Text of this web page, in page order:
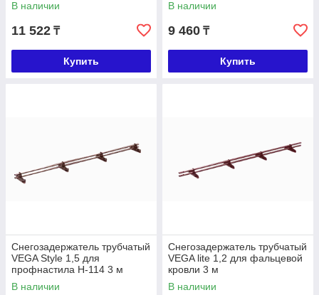
В наличии
11 522 ₸
Купить
В наличии
9 460 ₸
Купить
Снегозадержатель трубчатый
VEGA Style 1,5 для
профнастила Н-114 3 м
В наличии
Снегозадержатель трубчатый
VEGA lite 1,2 для фальцевой
кровли 3 м
В наличии